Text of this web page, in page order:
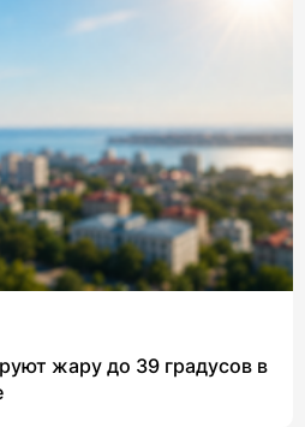
жару до 39 градусов в